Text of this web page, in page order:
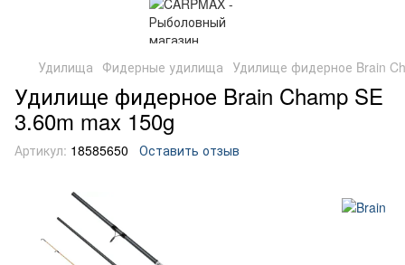
Удилища Фидерные удилища Удилище фидерное Brain
Удилище фидерное Brain Champ SE
3.60m max 150g
Артикул: 18585650 Оставить отзыв